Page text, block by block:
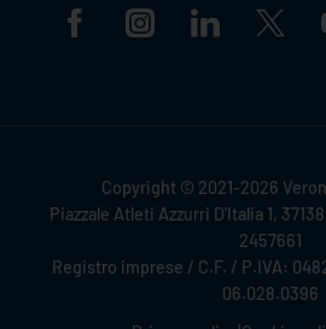
Copyright © 2021-2026
Piazzale Atleti Azzurri D'Italia 1,
2457661
Registro imprese / C.F. / P.IVA:
06.028.0396